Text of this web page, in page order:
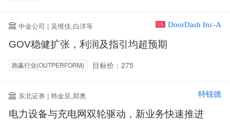
中金公司 | 吴维佳,白洋等 US DoorDash Inc-A
GOV稳健扩张，利润及指引均超预期
跑赢行业(OUTPERFORM) 目标价：275
东北证券 | 韩金呈,郑奥 特锐德
电力设备与充电网双轮驱动，新业务快速推进